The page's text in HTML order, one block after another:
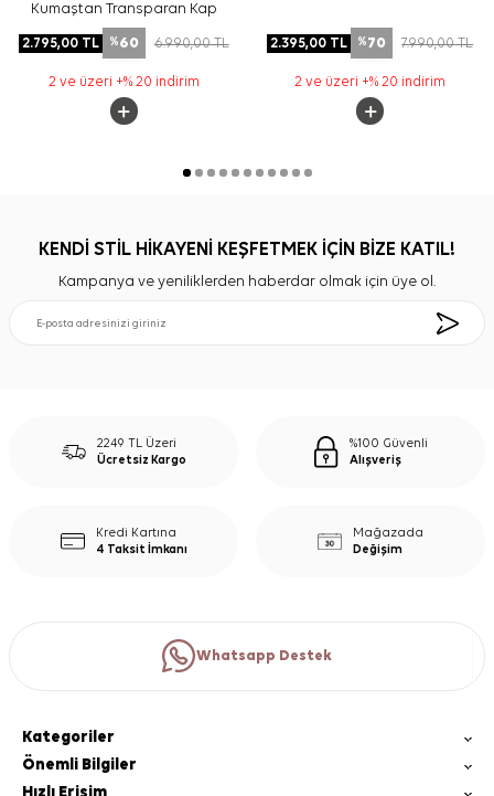
Kumaştan Transparan Kap
2.795,00TL %60 6.990,00TL
2 ve üzeri +% 20 indirim
2.395,00 TL %70 7.990,00TL
2 ve üzeri +% 20 indirim
KENDİ STİL HİKAYENİ KEŞFETMEK İÇİN BİZE KATIL!
Kampanya ve yeniliklerden haberdar olmak için üye ol.
2249 TL Üzeri
Ücretsiz Kargo
%100 Güvenli
Alışveriş
Kredi Kartına
4 Taksit İmkanı
Mağazada
Değişim
Whatsapp Destek
Kategoriler
Önemli Bilgiler
Hızlı Erişim